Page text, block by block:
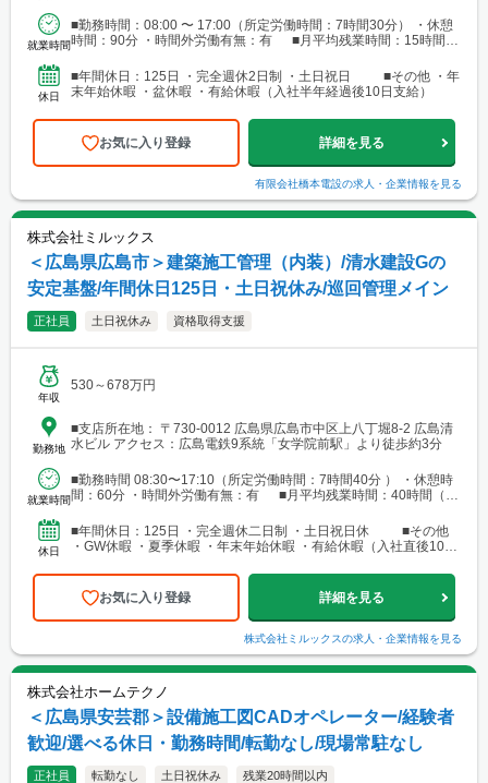
就業時間
■勤務時間：08:00 〜 17:00（所定労働時間：7時間30分） ・休憩
時間：90分 ・時間外労働有無：有 ■月平均残業時間：15時間程
休日
■年間休日：125日 ・完全週休2日制 ・土日祝日 ■その他 ・年
末年始休暇 ・盆休暇 ・有給休暇（入社半年経過後10日支給）
お気に入り登録 詳細を見る
有限会社橋本電設の求人・企業情報を見る
株式会社ミルックス
＜広島県広島市＞建築施工管理（内装）/清水建設Gの
安定基盤/年間休日125日・土日祝休み/巡回管理メイン
正社員 土日祝休み 資格取得支援
年収
530～678万円
勤務地
■支店所在地： 〒730-0012 広島県広島市中区上八丁堀8-2 広島清
水ビル アクセス：広島電鉄9系統「女学院前駅」より徒歩約3分
就業時間
■勤務時間 08:30〜17:10（所定労働時間：7時間40分 ） ・休憩時
間：60分 ・時間外労働有無：有 ■月平均残業時間：40時間（残
休日
■年間休日：125日 ・完全週休二日制 ・土日祝日休 ■その他
・GW休暇 ・夏季休暇 ・年末年始休暇 ・有給休暇（入社直後10
お気に入り登録 詳細を見る
株式会社ミルックスの求人・企業情報を見る
株式会社ホームテクノ
＜広島県安芸郡＞設備施工図CADオペレーター/経験者
歓迎/選べる休日・勤務時間/転勤なし/現場常駐なし
正社員 転勤なし 土日祝休み 残業20時間以内